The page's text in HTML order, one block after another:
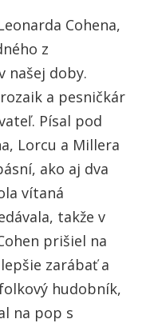
Cohena,
z
našej doby.
a pesničkár
Písal pod
Lorcu a Millera
ako aj dva
vítaná
takže v
prišiel na
zarábať a
hudobník,
na pop s